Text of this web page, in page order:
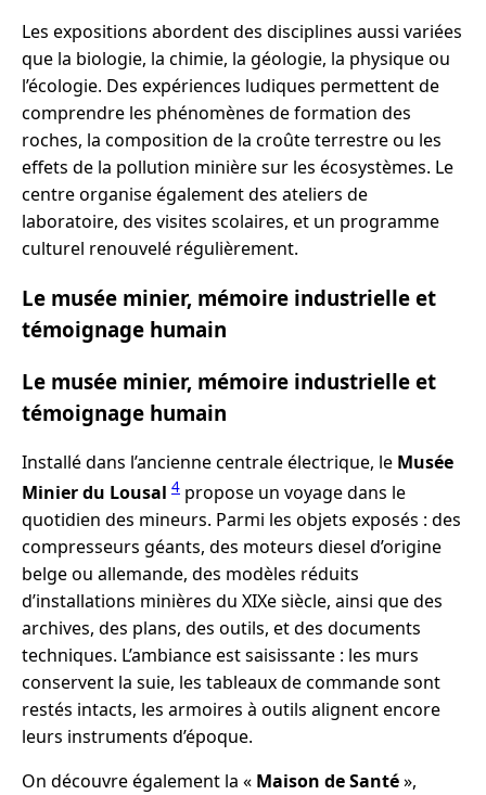
Les expositions abordent des disciplines aussi variées
que la biologie, la chimie, la géologie, la physique ou
l’écologie. Des expériences ludiques permettent de
comprendre les phénomènes de formation des
roches, la composition de la croûte terrestre ou les
effets de la pollution minière sur les écosystèmes. Le
centre organise également des ateliers de
laboratoire, des visites scolaires, et un programme
culturel renouvelé régulièrement.
Le musée minier, mémoire industrielle et
témoignage humain
Le musée minier, mémoire industrielle et
témoignage humain
Installé dans l’ancienne centrale électrique, le Musée
Minier du Lousal 4 propose un voyage dans le
quotidien des mineurs. Parmi les objets exposés : des
compresseurs géants, des moteurs diesel d’origine
belge ou allemande, des modèles réduits
d’installations minières du XIXe siècle, ainsi que des
archives, des plans, des outils, et des documents
techniques. L’ambiance est saisissante : les murs
conservent la suie, les tableaux de commande sont
restés intacts, les armoires à outils alignent encore
leurs instruments d’époque.
On découvre également la « Maison de Santé»,